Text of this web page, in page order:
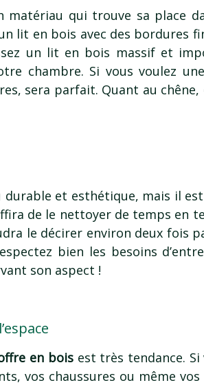
qui trouve sa place
lit en bois avec des bordures
un lit en bois massif et
chambre. Si vous voulez
sera parfait. Quant au chêne,
et esthétique, mais il
de le nettoyer de temps en
le décirer environ deux fois
bien les besoins
son aspect !
en boisest très tendance. Si
vos chaussures ou même